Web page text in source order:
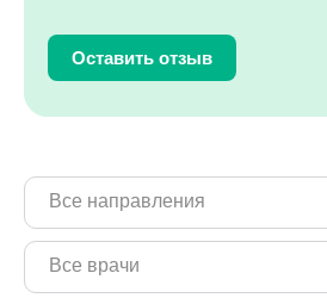
Оставить отзыв
Все направления
Все врачи